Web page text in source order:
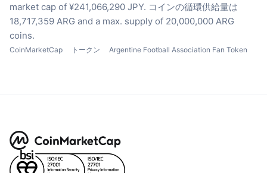
market cap of ¥241,066,290 JPY. コインの循環供給量は
18,717,359 ARG and a max. supply of 20,000,000 ARG
coins.
CoinMarketCap トークン Argentine Football Association Fan Token